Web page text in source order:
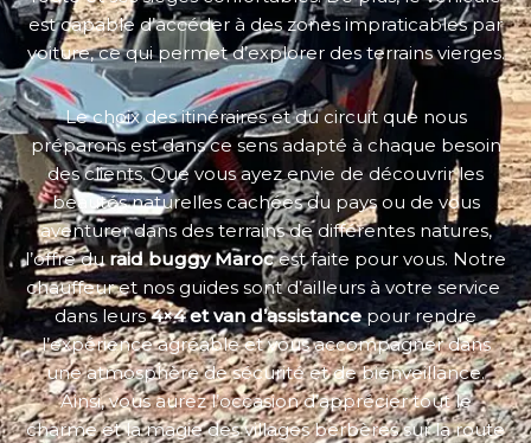
est capable d’accéder à des zones impraticables par
voiture, ce qui permet d’explorer des terrains vierges.
Le choix des itinéraires et du circuit que nous
préparons est dans ce sens adapté à chaque besoin
des clients. Que vous ayez envie de découvrir les
beautés naturelles cachées du pays ou de vous
aventurer dans des terrains de différentes natures,
l’offre duraid buggy Marocest faite pour vous. Notre
chauffeur et nos guides sont d’ailleurs à votre service
dans leurs4×4 et van d’assistancepour rendre
l’expérience agréable et vous accompagner dans
une atmosphère de sécurité et de bienveillance.
Ainsi, vous aurez l’occasion d’apprécier tout le
charme et la magie des villages berbères sur la route